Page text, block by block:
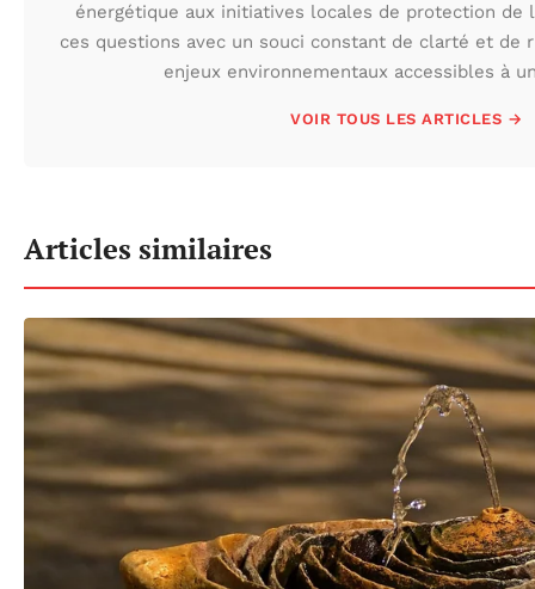
énergétique aux initiatives locales de protection de
ces questions avec un souci constant de clarté et de
enjeux environnementaux accessibles à
VOIR TOUS LES ARTICLES →
Articles similaires